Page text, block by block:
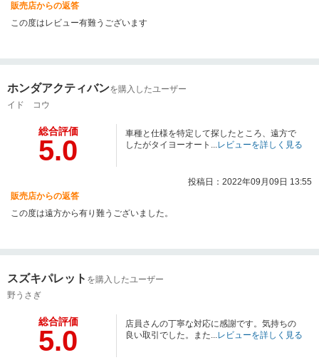
販売店からの返答
この度はレビュー有難うございます
ホンダアクティバンを購入したユーザー
イド コウ
総合評価
5.0
車種と仕様を特定して探したところ、遠方で
したがタイヨーオート...レビューを詳しく見る
投稿日：2022年09月09日 13:55
販売店からの返答
この度は遠方から有り難うございました。
スズキパレット を購入したユーザー
野うさぎ
総合評価
5.0
店員さんの丁寧な対応に感謝です。気持ちの
良い取引でした。また...レビューを詳しく見る